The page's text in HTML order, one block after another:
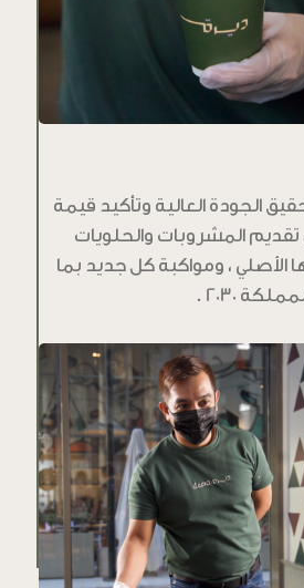
الجودة العالية وتأكيد قيمة
تقديم المشروبات والحلويات
الأصلي ، ومواكبة كل جديد بما
2030 .